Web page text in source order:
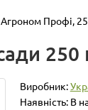
Профі,
250
Виробник:
Наявність: В